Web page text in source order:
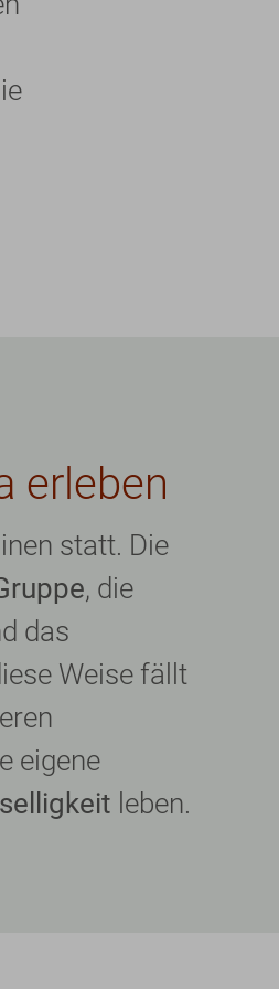
erleben
statt. Die
, die
das
Weise fällt
eigene
leben.